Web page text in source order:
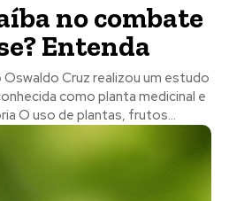
no combate
Entenda
Oswaldo Cruz realizou um estudo
como planta medicinal e
com ação anti-inflamatória O uso de plantas, frutos...